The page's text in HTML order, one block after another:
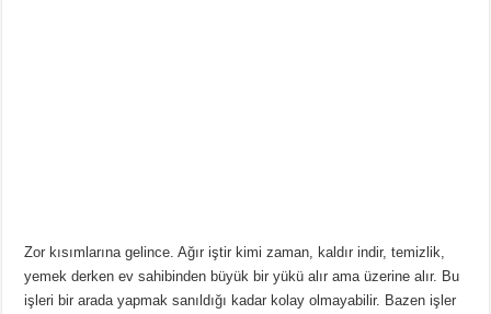
Zor kısımlarına gelince. Ağır iştir kimi zaman, kaldır indir, temizlik,
yemek derken ev sahibinden büyük bir yükü alır ama üzerine alır. Bu
işleri bir arada yapmak sanıldığı kadar kolay olmayabilir. Bazen işler